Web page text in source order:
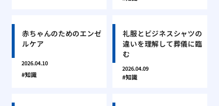
赤ちゃんのためのエンゼ
ルケア
2026.04.10
知識
礼服とビジネスシャツの
違いを理解して葬儀に臨
む
2026.04.09
知識